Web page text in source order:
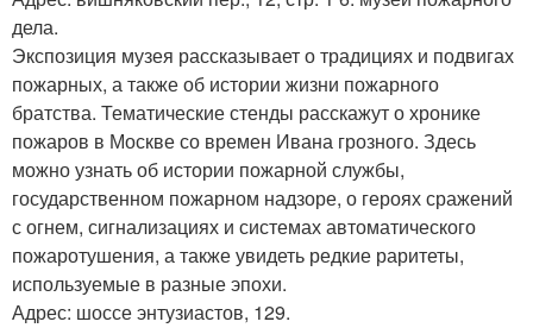
дела.
Экспозиция музея рассказывает о традициях и подвигах
пожарных, а также об истории жизни пожарного
братства. Тематические стенды расскажут о хронике
пожаров в Москве со времен Ивана грозного. Здесь
можно узнать об истории пожарной службы,
государственном пожарном надзоре, о героях сражений
с огнем, сигнализациях и системах автоматического
пожаротушения, а также увидеть редкие раритеты,
используемые в разные эпохи.
Адрес: шоссе энтузиастов, 129.